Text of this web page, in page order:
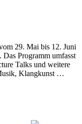
29. Mai bis 12. Juni
Das Programm umfasst
Talks und weitere
Klangkunst …